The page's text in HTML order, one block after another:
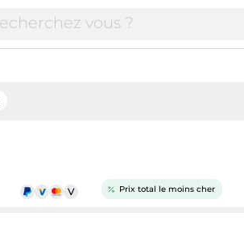
Prix total le moins cher